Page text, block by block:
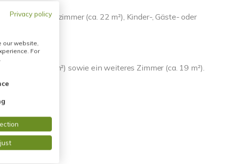
Schlafzimmer (ca. 22 m²), Kinder-, Gäste- oder
(ca. 21 m²) sowie ein weiteres Zimmer (ca. 19 m²).
Privacy policy
our website,
For